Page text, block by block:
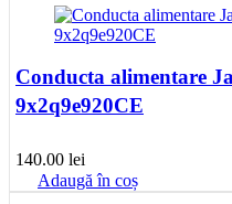
Conducta alimentare
9x2q9e920CE
140.00 lei
Adaugă în coș